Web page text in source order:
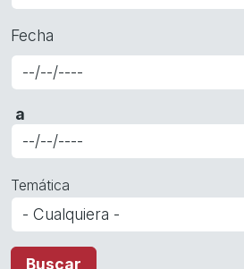
Fecha
Date
a
Date
Temática